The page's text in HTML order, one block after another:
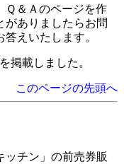
＆Ａのページを作
がありましたらお問
えいたします。
掲載しました。
このページの先頭へ
チン」の前売券販